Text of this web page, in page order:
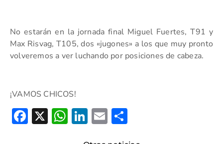
No estarán en la jornada final Miguel Fuertes, T91 y
Max Risvag, T105, dos «jugones» a los que muy pronto
volveremos a ver luchando por posiciones de cabeza.
¡VAMOS CHICOS!
Facebook
X WhatsApp
LinkedIn
Email